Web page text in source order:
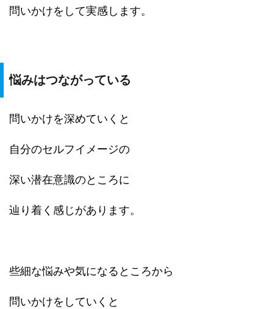
問いかけをして実感します。
悩みはつながっている
問いかけを深めていくと
自分のセルフイメージの
深い潜在意識のところに
辿り着く感じがあります。
些細な悩みや気になるところから
問いかけをしていくと